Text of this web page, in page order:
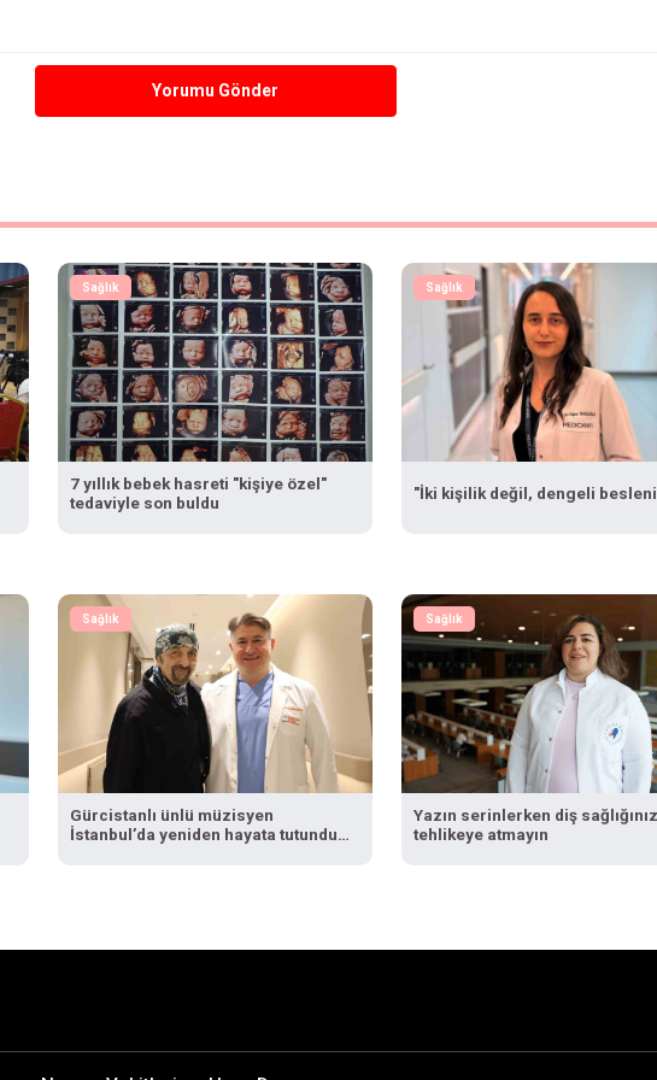
Yorumu Gönder
Sağlık
7 yıllık bebek hasreti "kişiye özel"
tedaviyle son buldu
Sağlık
"İki kişilik değil, dengeli
Sağlık
Gürcistanlı ünlü müzisyen
İstanbul’da yeniden hayata tutundu:
Sağlık
Yazın serinlerken diş
tehlikeye atmayın